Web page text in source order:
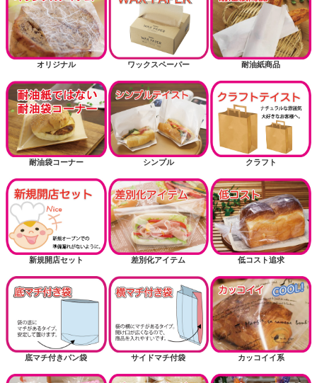
オリジナル ワックスペーパー 耐油紙商品
耐油袋コーナー シンプル クラフト
新規開店セット 差別化アイテム 低コスト追求
底マチ付きパン袋 サイドマチ付袋 カッコイイ系